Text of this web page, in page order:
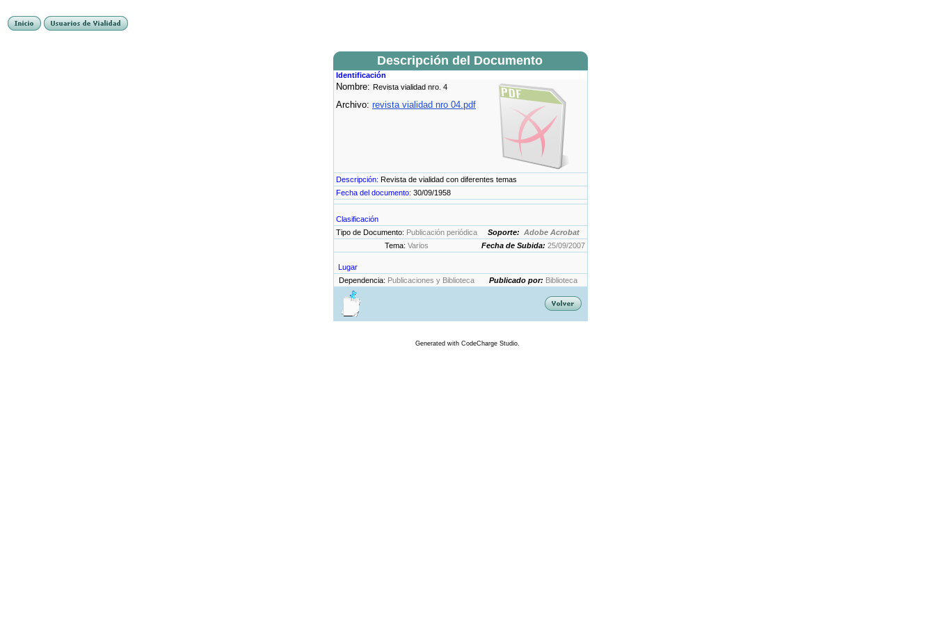
Descripción del Documento
Identificación
Nombre: Revista vialidad nro. 4
Archivo: revista vialidad nro 04.pdf
Descripción: Revista de vialidad con diferentes temas
Fecha del documento: 30/09/1958
Clasificación
Tipo de Documento: Publicación periódica Soporte: Adobe Acrobat
Tema: Varios Fecha de Subida: 25/09/2007
Lugar
Dependencia: Publicaciones y Biblioteca Publicado por: Biblioteca
Generated with CodeCharge Studio.